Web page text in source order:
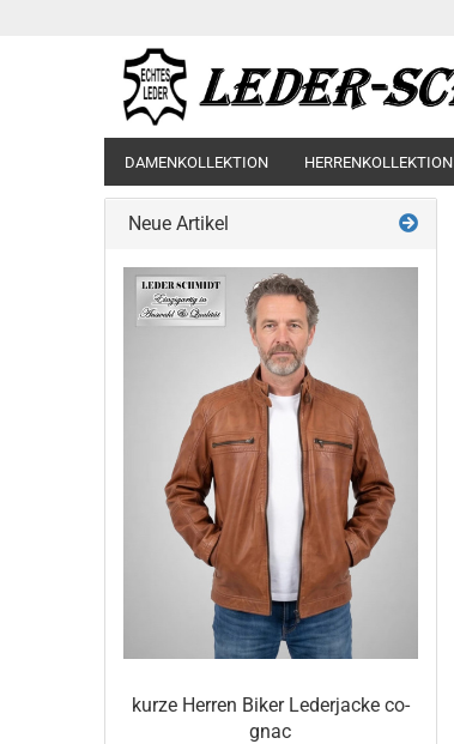
DAMENKOLLEKTION HERRENKOLLEKTION
Neue Artikel
kurze Her­ren Biker Le­der­ja­cke co­
gnac